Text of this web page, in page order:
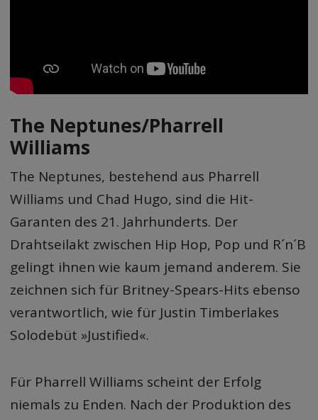
The Neptunes/Pharrell
Williams
The Neptunes, bestehend aus Pharrell
Williams und Chad Hugo, sind die Hit-
Garanten des 21. Jahrhunderts. Der
Drahtseilakt zwischen Hip Hop, Pop und R´n´B
gelingt ihnen wie kaum jemand anderem. Sie
zeichnen sich für Britney-Spears-Hits ebenso
verantwortlich, wie für Justin Timberlakes
Solodebüt »Justified«.
Für Pharrell Williams scheint der Erfolg
niemals zu Enden. Nach der Produktion des